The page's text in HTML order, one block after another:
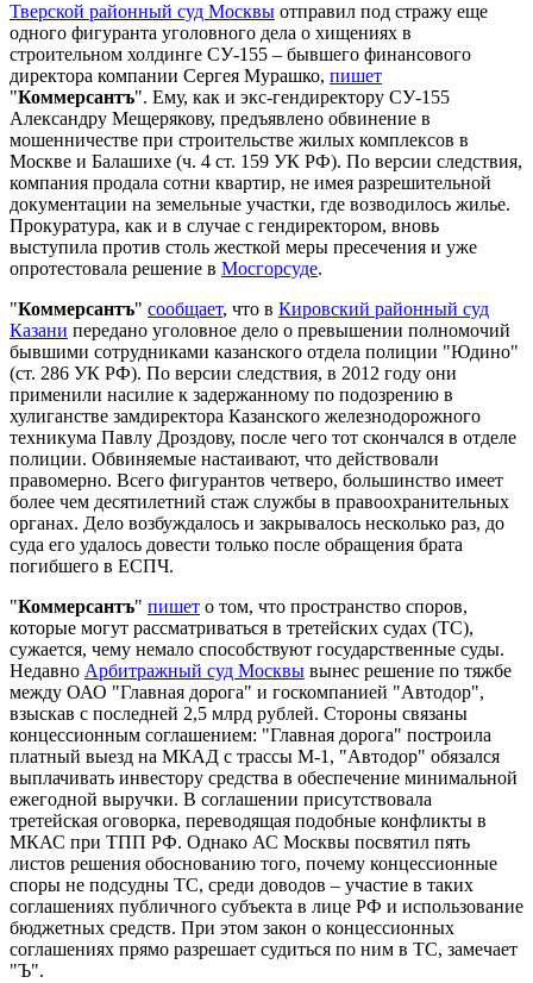
Тверской районный суд Москвы отправил под стражу еще
одного фигуранта уголовного дела о хищениях в
строительном холдинге СУ-155 – бывшего финансового
директора компании Сергея Мурашко, пишет
"Коммерсантъ". Ему, как и экс-гендиректору СУ-155
Александру Мещерякову, предъявлено обвинение в
мошенничестве при строительстве жилых комплексов в
Москве и Балашихе (ч. 4 ст. 159 УК РФ). По версии следствия,
компания продала сотни квартир, не имея разрешительной
документации на земельные участки, где возводилось жилье.
Прокуратура, как и в случае с гендиректором, вновь
выступила против столь жесткой меры пресечения и уже
опротестовала решение в Мосгорсуде.
"Коммерсантъ" сообщает, что в Кировский районный суд
Казани передано уголовное дело о превышении полномочий
бывшими сотрудниками казанского отдела полиции "Юдино"
(ст. 286 УК РФ). По версии следствия, в 2012 году они
применили насилие к задержанному по подозрению в
хулиганстве замдиректора Казанского железнодорожного
техникума Павлу Дроздову, после чего тот скончался в отделе
полиции. Обвиняемые настаивают, что действовали
правомерно. Всего фигурантов четверо, большинство имеет
более чем десятилетний стаж службы в правоохранительных
органах. Дело возбуждалось и закрывалось несколько раз, до
суда его удалось довести только после обращения брата
погибшего в ЕСПЧ.
"Коммерсантъ" пишет о том, что пространство споров,
которые могут рассматриваться в третейских судах (ТС),
сужается, чему немало способствуют государственные суды.
Недавно Арбитражный суд Москвы вынес решение по тяжбе
между ОАО "Главная дорога" и госкомпанией "Автодор",
взыскав с последней 2,5 млрд рублей. Стороны связаны
концессионным соглашением: "Главная дорога" построила
платный выезд на МКАД с трассы М-1, "Автодор" обязался
выплачивать инвестору средства в обеспечение минимальной
ежегодной выручки. В соглашении присутствовала
третейская оговорка, переводящая подобные конфликты в
МКАС при ТПП РФ. Однако АС Москвы посвятил пять
листов решения обоснованию того, почему концессионные
споры не подсудны ТС, среди доводов – участие в таких
соглашениях публичного субъекта в лице РФ и использование
бюджетных средств. При этом закон о концессионных
соглашениях прямо разрешает судиться по ним в ТС, замечает
"Ъ".